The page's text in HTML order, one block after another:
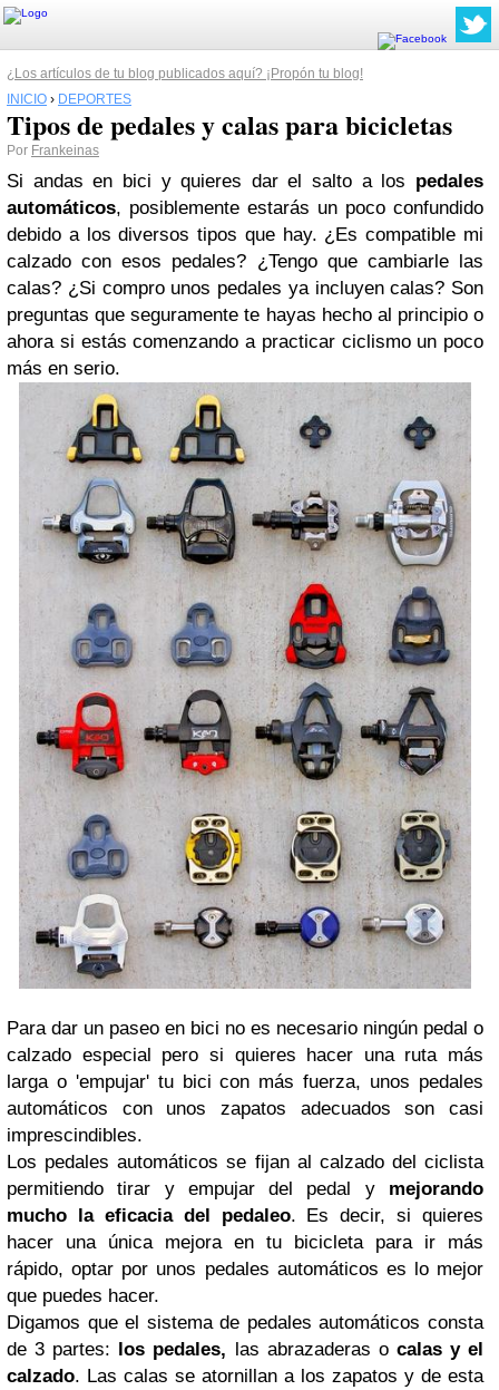
¿Los artículos de tu blog publicados aquí? ¡Propón tu blog!
INICIO › DEPORTES
Tipos de pedales y calas para bicicletas
Por Frankeinas
Si andas en bici y quieres dar el salto a los pedales
automáticos, posiblemente estarás un poco confundido
debido a los diversos tipos que hay. ¿Es compatible mi
calzado con esos pedales? ¿Tengo que cambiarle las
calas? ¿Si compro unos pedales ya incluyen calas? Son
preguntas que seguramente te hayas hecho al principio o
ahora si estás comenzando a practicar ciclismo un poco
más en serio.
Para dar un paseo en bici no es necesario ningún pedal o
calzado especial pero si quieres hacer una ruta más
larga o 'empujar' tu bici con más fuerza, unos pedales
automáticos con unos zapatos adecuados son casi
imprescindibles.
Los pedales automáticos se fijan al calzado del ciclista
permitiendo tirar y empujar del pedal y mejorando
mucho la eficacia del pedaleo. Es decir, si quieres
hacer una única mejora en tu bicicleta para ir más
rápido, optar por unos pedales automáticos es lo mejor
que puedes hacer.
Digamos que el sistema de pedales automáticos consta
de 3 partes: los pedales, las abrazaderas ocalas y el
calzado. Las calas se atornillan a los zapatos y de esta